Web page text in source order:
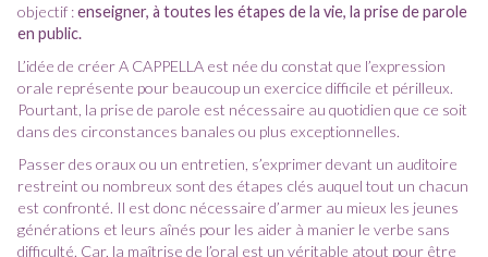
objectif :enseigner, à toutes les étapes de la vie, la prise de parole
en public.
L’idée de créer A CAPPELLA est née du constat que l’expression
orale représente pour beaucoup un exercice difficile et périlleux.
Pourtant, la prise de parole est nécessaire au quotidien que ce soit
dans des circonstances banales ou plus exceptionnelles.
Passer des oraux ou un entretien, s’exprimer devant un auditoire
restreint ou nombreux sont des étapes clés auquel tout un chacun
est confronté. Il est donc nécessaire d’armer au mieux les jeunes
générations et leurs aînés pour les aider à manier le verbe sans
difficulté. Car, la maîtrise de l’oral est un véritable atout pour être